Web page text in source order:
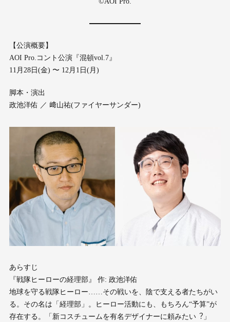
【公演概要】
AOI Pro.コント公演『混頓vol.7』
11⽉28⽇(⾦) 〜 12⽉1⽇(⽉)
脚本・演出
政池洋佑 ／ 﨑⼭祐(ファイヤーサンダー)
あらすじ
『戦隊ヒーローの経理部』 作: 政池洋佑
地球を守る戦隊ヒーロー……その戦いを、陰で⽀える者たちがい
る。その名は「経理部」。ヒーロー活動にも、もちろん“予算”が
存在する。「新コスチュームを有名デザイナーに頼みたい︖」